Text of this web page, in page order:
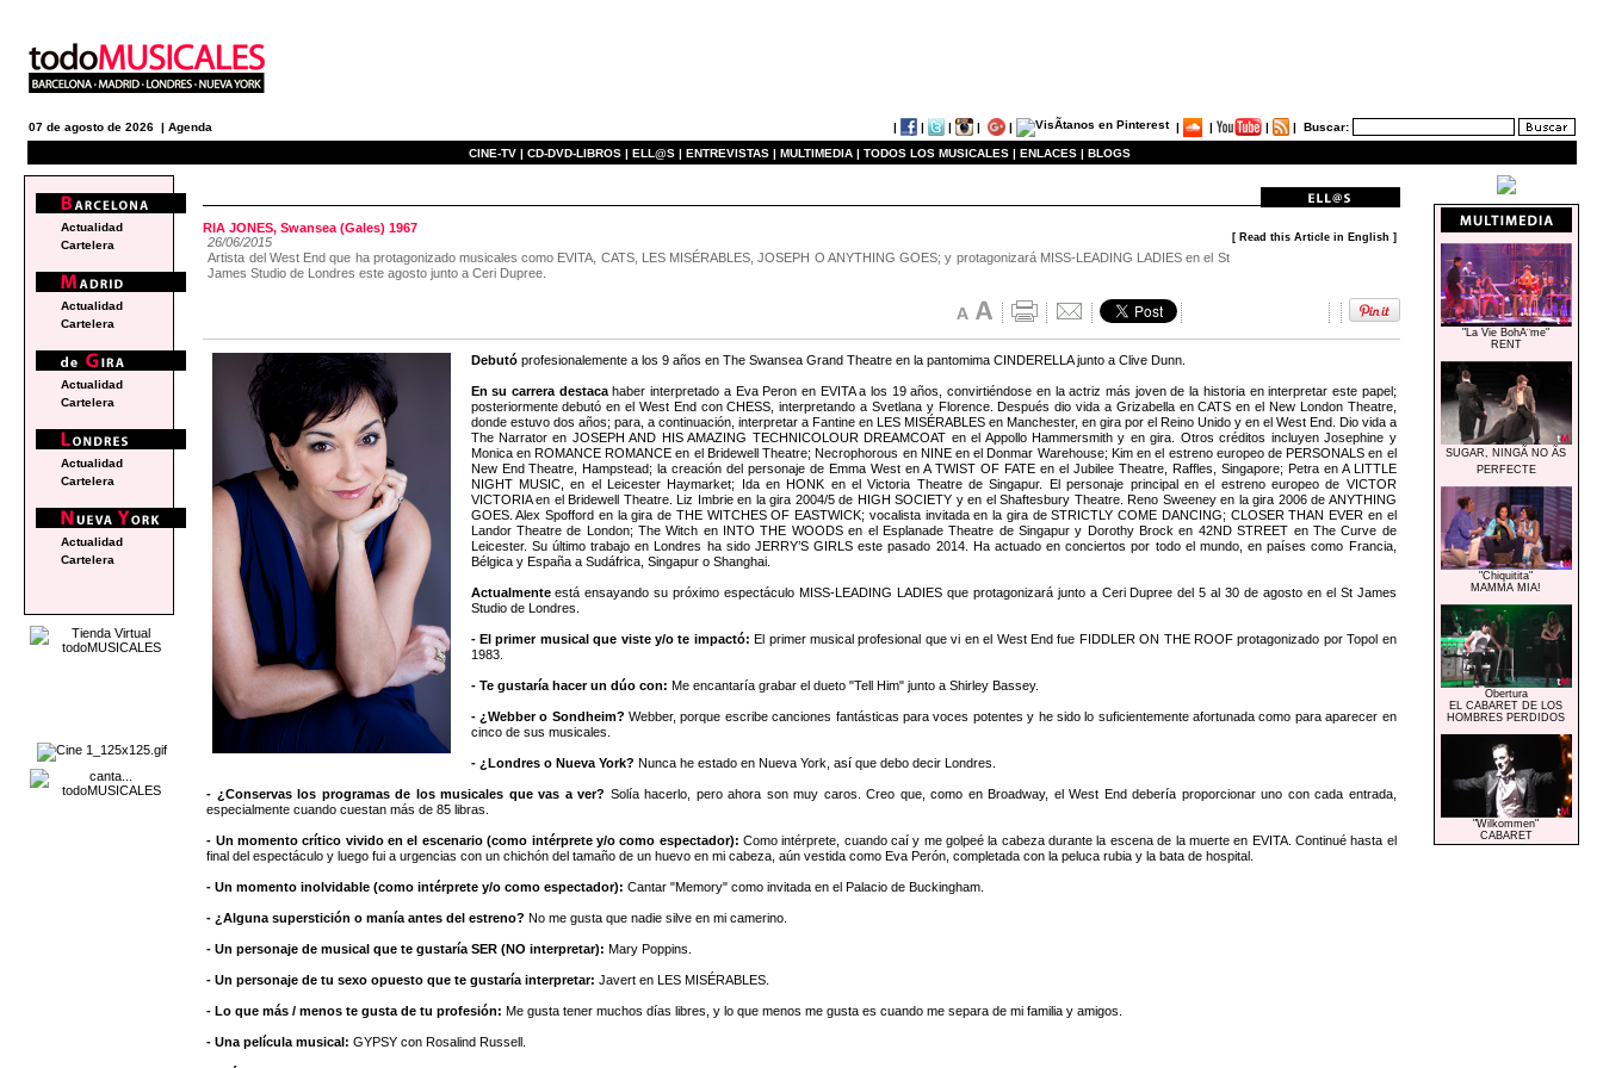
07 de agosto de 2026 | Agenda | | | | | | | | | Buscar:
CINE-TV | CD-DVD-LIBROS | ELL@S | ENTREVISTAS | MULTIMEDIA | TODOS LOS MUSICALES | ENLACES | BLOGS
[ Read this Article in English ]
RIA JONES, Swansea (Gales) 1967
26/06/2015
Artista del West End que ha protagonizado musicales como EVITA, CATS, LES MISÉRABLES, JOSEPH O ANYTHING GOES; y protagonizará MISS-LEADING LADIES en el St
James Studio de Londres este agosto junto a Ceri Dupree.
Debutó profesionalemente a los 9 años en The Swansea Grand Theatre en la pantomima CINDERELLA junto a Clive Dunn.
En su carrera destacahaber interpretado a Eva Peron en EVITA a los 19 años, convirtiéndose en la actriz más joven de la historia en interpretar este papel;
posteriormente debutó en el West End con CHESS, interpretando a Svetlana y Florence. Después dio vida a Grizabella en CATS en el New London Theatre,
donde estuvo dos años; para, a continuación, interpretar a Fantine en LES MISÉRABLES en Manchester, en gira por el Reino Unido y en el West End. Dio vida a
The Narrator en JOSEPH AND HIS AMAZING TECHNICOLOUR DREAMCOAT en el Appollo Hammersmith y en gira. Otros créditos incluyen Josephine y
Monica en ROMANCE ROMANCE en el Bridewell Theatre; Necrophorous en NINE en el Donmar Warehouse; Kim en el estreno europeo de PERSONALS en el
New End Theatre, Hampstead; la creación del personaje de Emma West en A TWIST OF FATE en el Jubilee Theatre, Raffles, Singapore; Petra en A LITTLE
NIGHT MUSIC, en el Leicester Haymarket; Ida en HONK en el Victoria Theatre de Singapur. El personaje principal en el estreno europeo de VICTOR
VICTORIA en el Bridewell Theatre. Liz Imbrie en la gira 2004/5 de HIGH SOCIETY y en el Shaftesbury Theatre. Reno Sweeney en la gira 2006 de ANYTHING
GOES. Alex Spofford en la gira de THE WITCHES OF EASTWICK; vocalista invitada en la gira de STRICTLY COME DANCING; CLOSER THAN EVER en el
Landor Theatre de London; The Witch en INTO THE WOODS en el Esplanade Theatre de Singapur y Dorothy Brock en 42ND STREET en The Curve de
Leicester. Su último trabajo en Londres ha sido JERRY’S GIRLS este pasado 2014. Ha actuado en conciertos por todo el mundo, en países como Francia,
Bélgica y España a Sudáfrica, Singapur o Shanghai.
Actualmenteestá ensayando su próximo espectáculo MISS-LEADING LADIES que protagonizará junto a Ceri Dupree del 5 al 30 de agosto en el St James
Studio de Londres.
- El primer musical que viste y/o te impactó: El primer musical profesional que vi en el West End fue FIDDLER ON THE ROOF protagonizado por Topol en
1983.
- Te gustaría hacer un dúo con: Me encantaría grabar el dueto "Tell Him" junto a Shirley Bassey.
- ¿Webber o Sondheim? Webber, porque escribe canciones fantásticas para voces potentes y he sido lo suficientemente afortunada como para aparecer en
cinco de sus musicales.
- ¿Londres o Nueva York? Nunca he estado en Nueva York, así que debo decir Londres.
- ¿Conservas los programas de los musicales que vas a ver? Solía hacerlo, pero ahora son muy caros. Creo que, como en Broadway, el West End debería proporcionar uno con cada entrada,
especialmente cuando cuestan más de 85 libras.
- Un momento crítico vivido en el escenario (como intérprete y/o como espectador): Como intérprete, cuando caí y me golpeé la cabeza durante la escena de la muerte en EVITA. Continué hasta el
final del espectáculo y luego fui a urgencias con un chichón del tamaño de un huevo en mi cabeza, aún vestida como Eva Perón, completada con la peluca rubia y la bata de hospital.
- Un momento inolvidable (como intérprete y/o como espectador): Cantar "Memory" como invitada en el Palacio de Buckingham.
- ¿Alguna superstición o manía antes del estreno? No me gusta que nadie silve en mi camerino.
- Un personaje de musical que te gustaría SER (NO interpretar):Mary Poppins.
- Un personaje de tu sexo opuesto que te gustaría interpretar: Javert en LES MISÉRABLES.
- Lo que más / menos te gusta de tu profesión: Me gusta tener muchos días libres, y lo que menos me gusta es cuando me separa de mi familia y amigos.
- Una película musical: GYPSY con Rosalind Russell.
Actualidad
Cartelera
Actualidad
Cartelera
Actualidad
Cartelera
Actualidad
Cartelera
Actualidad
Cartelera
"La Vie BohÃ¨me"
RENT
SUGAR, NINGÃ NO ÃS
PERFECTE
"Chiquitita"
MAMMA MIA!
Obertura
EL CABARET DE LOS
HOMBRES PERDIDOS
"Wilkommen"
CABARET